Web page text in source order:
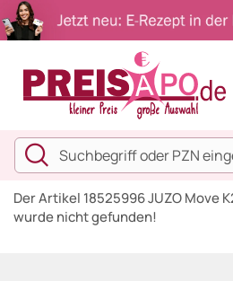
Der Artikel 18525996 JUZO Move
wurde nicht gefunden!